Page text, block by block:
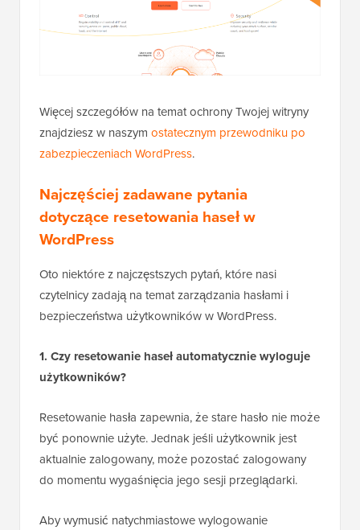
Więcej szczegółów na temat ochrony Twojej witryny
znajdziesz w naszym ostatecznym przewodniku po
zabezpieczeniach WordPress.
Najczęściej zadawane pytania
dotyczące resetowania haseł w
WordPress
Oto niektóre z najczęstszych pytań, które nasi
czytelnicy zadają na temat zarządzania hasłami i
bezpieczeństwa użytkowników w WordPress.
1. Czy resetowanie haseł automatycznie wyloguje
użytkowników?
Resetowanie hasła zapewnia, że stare hasło nie może
być ponownie użyte. Jednak jeśli użytkownik jest
aktualnie zalogowany, może pozostać zalogowany
do momentu wygaśnięcia jego sesji przeglądarki.
Aby wymusić natychmiastowe wylogowanie